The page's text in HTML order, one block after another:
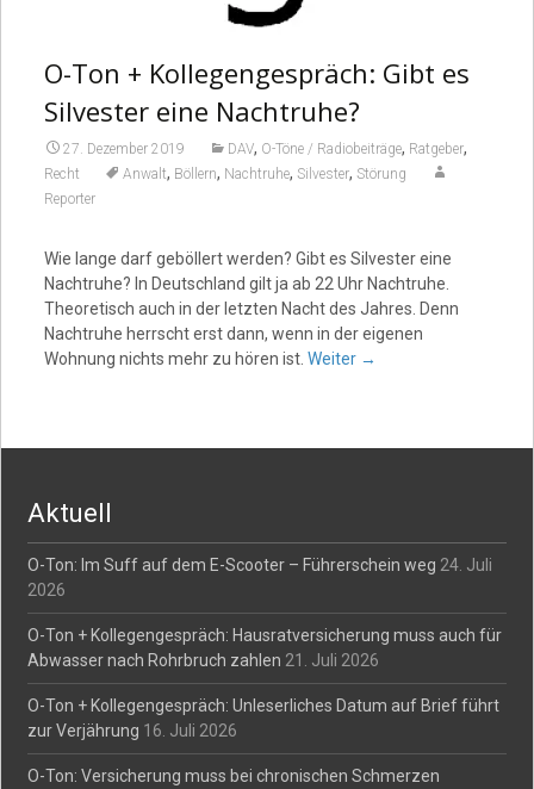
O-Ton + Kollegengespräch: Gibt es
Silvester eine Nachtruhe?
27. Dezember 2019 DAV, O-Töne / Radiobeiträge, Ratgeber,
Recht Anwalt, Böllern, Nachtruhe, Silvester, Störung
Reporter
Wie lange darf geböllert werden? Gibt es Silvester eine
Nachtruhe? In Deutschland gilt ja ab 22 Uhr Nachtruhe.
Theoretisch auch in der letzten Nacht des Jahres. Denn
Nachtruhe herrscht erst dann, wenn in der eigenen
Wohnung nichts mehr zu hören ist. Weiter →
Aktuell
O-Ton: Im Suff auf dem E-Scooter – Führerschein weg 24. Juli
2026
O-Ton + Kollegengespräch: Hausratversicherung muss auch für
Abwasser nach Rohrbruch zahlen 21. Juli 2026
O-Ton + Kollegengespräch: Unleserliches Datum auf Brief führt
zur Verjährung 16. Juli 2026
O-Ton: Versicherung muss bei chronischen Schmerzen